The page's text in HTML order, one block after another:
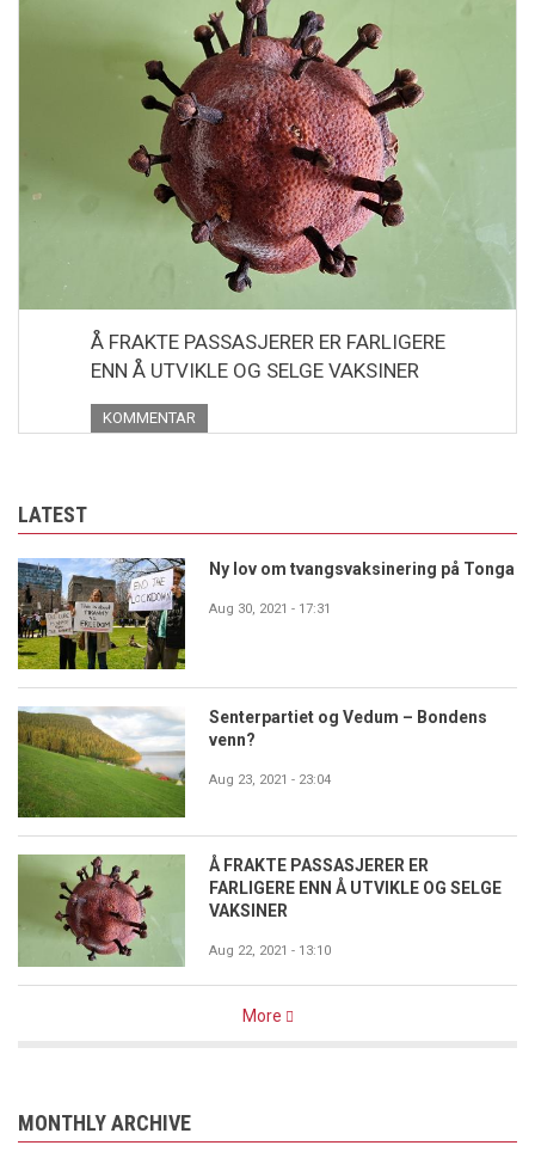
Å FRAKTE PASSASJERER ER FARLIGERE
ENN Å UTVIKLE OG SELGE VAKSINER
KOMMENTAR
LATEST
Ny lov om tvangsvaksinering på Tonga
Aug 30, 2021 - 17:31
Senterpartiet og Vedum – Bondens
venn?
Aug 23, 2021 - 23:04
Å FRAKTE PASSASJERER ER
FARLIGERE ENN Å UTVIKLE OG SELGE
VAKSINER
Aug 22, 2021 - 13:10
More
MONTHLY ARCHIVE